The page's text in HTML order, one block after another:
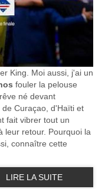
King. Moi aussi, j'ai un
fouler la pelouse
né devant
Curaçao, d'Haïti et
fait vibrer tout un
leur retour. Pourquoi la
connaître cette
LIRE LA SUITE